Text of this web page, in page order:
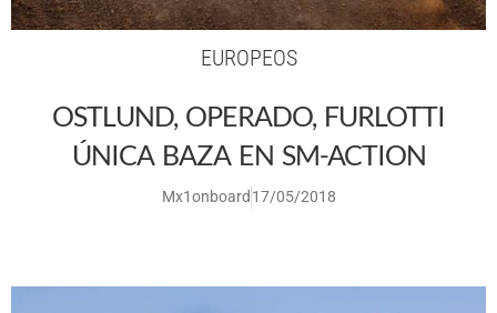
EUROPEOS
OSTLUND, OPERADO, FURLOTTI
ÚNICA BAZA EN SM-ACTION
Mx1onboard 17/05/2018